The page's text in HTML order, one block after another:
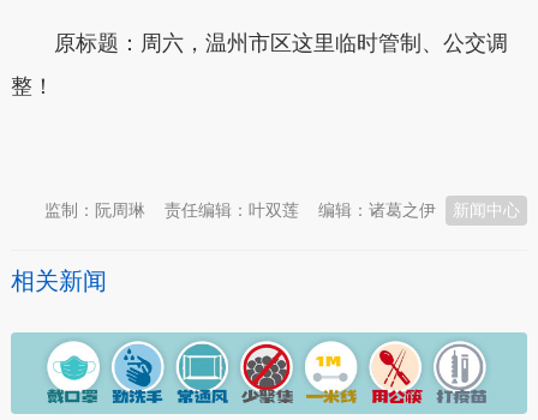
原标题：周六，温州市区这里临时管制、公交调
整！
新闻中心
编辑：诸葛之伊
责任编辑：叶双莲
监制：阮周琳
相关新闻